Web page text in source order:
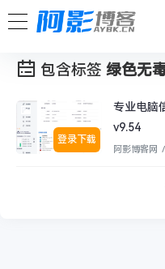
包含标签 绿色无
登录下载
专业电脑
v9.54
阿影博客网 /